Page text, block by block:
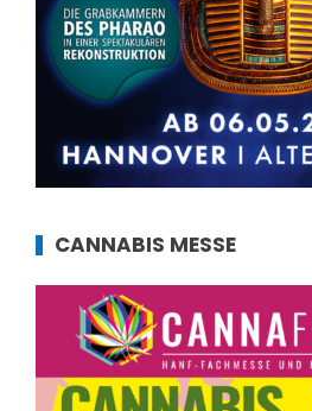
CANNABIS MESSE